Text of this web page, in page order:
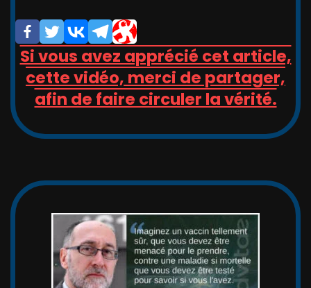
Si vous avez apprécié cet article,
cette vidéo, merci de partager,
afin de faire circuler la vérité.